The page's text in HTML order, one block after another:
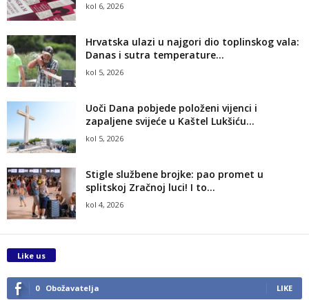
kol 6, 2026
Hrvatska ulazi u najgori dio toplinskog vala:
Danas i sutra temperature...
kol 5, 2026
Uoči Dana pobjede položeni vijenci i
zapaljene svijeće u Kaštel Lukšiću...
kol 5, 2026
Stigle službene brojke: pao promet u
splitskoj Zračnoj luci! I to...
kol 4, 2026
Like us
0 Obožavatelja LIKE